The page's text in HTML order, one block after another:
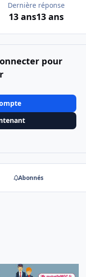
Dernière réponse
13 ans13 ans
pour
Abonnés